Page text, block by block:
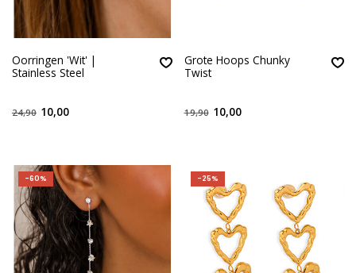
Oorringen 'Wit' |
Stainless Steel
24,90 10,00
Grote Hoops Chunky
Twist
19,90 10,00
-60% -25%